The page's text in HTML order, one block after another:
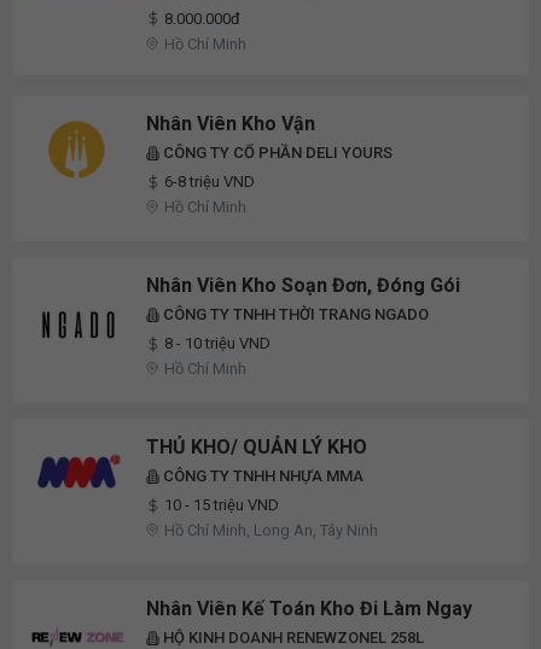
8.000.000đ
Hồ Chí Minh
Nhân Viên Kho Vận
CÔNG TY CỔ PHẦN DELI YOURS
6-8 triệu VND
Hồ Chí Minh
Nhân Viên Kho Soạn Đơn, Đóng Gói
CÔNG TY TNHH THỜI TRANG NGADO
8 - 10 triệu VND
Hồ Chí Minh
THỦ KHO/ QUẢN LÝ KHO
CÔNG TY TNHH NHỰA MMA
10 - 15 triệu VND
Hồ Chí Minh, Long An, Tây Ninh
Nhân Viên Kế Toán Kho Đi Làm Ngay
HỘ KINH DOANH RENEWZONEL 258L